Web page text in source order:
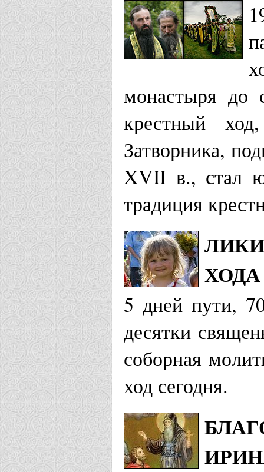
монастыря до
крестный
Затворника,
XVII в., стал
традиция
ХОДА
5 дней пути,
десятки
соборная
ход сегодня.